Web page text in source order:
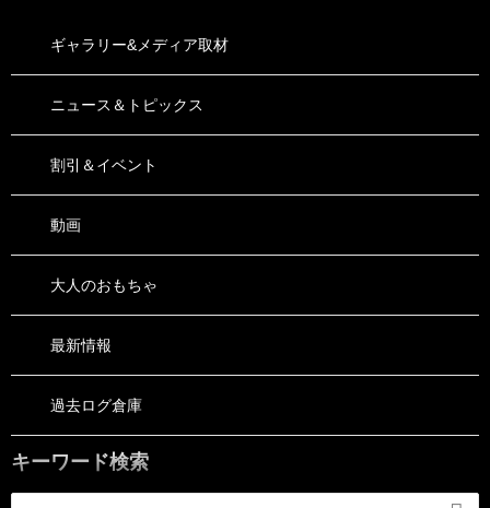
ギャラリー&メディア取材
ニュース＆トピックス
割引＆イベント
動画
大人のおもちゃ
最新情報
過去ログ倉庫
キーワード検索